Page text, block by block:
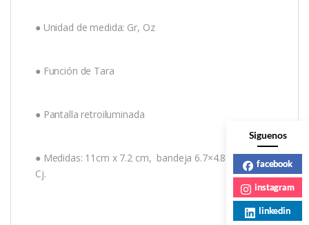
● Unidad de medida: Gr, Oz
● Función de Tara
● Pantalla retroiluminada
● Medidas: 11cm x 7.2 cm, bandeja 6.7×4.8cms 100 x
Cj.
Siguenos
facebook
instagram
linkedin